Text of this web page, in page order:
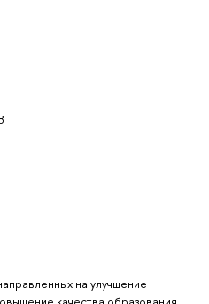
на улучшение